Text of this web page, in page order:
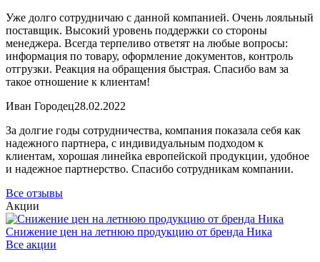
Уже долго сотрудничаю с данной компанией. Очень лояльный
поставщик. Высокий уровень поддержки со стороны
менеджера. Всегда терпеливо ответят на любые вопросы:
информация по товару, оформление документов, контроль
отгрузки. Реакция на обращения быстрая. Спасибо вам за
такое отношение к клиентам!
Иван Городец28.02.2022
За долгие годы сотрудничества, компания показала себя как
надежного партнера, с индивидуальным подходом к
клиентам, хорошая линейка европейской продукции, удобное
и надежное партнерство. Спасибо сотрудникам компании.
Все отзывы
Акции
Снижение цен на летнюю продукцию от бренда Ника
Все акции